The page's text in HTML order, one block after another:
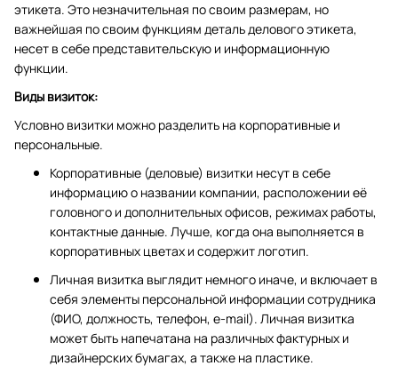
этикета. Это незначительная по своим размерам, но
важнейшая по своим функциям деталь делового этикета,
несет в себе представительскую и информационную
функции.
Виды визиток:
Условно визитки можно разделить на корпоративные и
персональные.
Корпоративные (деловые) визитки несут в себе
информацию о названии компании, расположении её
головного и дополнительных офисов, режимах работы,
контактные данные. Лучше, когда она выполняется в
корпоративных цветах и содержит логотип.
Личная визитка выглядит немного иначе, и включает в
себя элементы персональной информации сотрудника
(ФИО, должность, телефон, e-mail). Личная визитка
может быть напечатана на различных фактурных и
дизайнерских бумагах, а также на пластике.